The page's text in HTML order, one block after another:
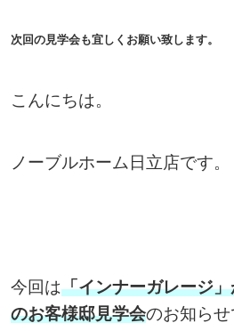
次回の見学会も宜しくお願い致します。
こんにちは。
ノーブルホーム日立店です。
今回は「インナーガレージ
のお客様邸見学会のお知らせ